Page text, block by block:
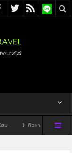
ทิวผาคาเฟ่